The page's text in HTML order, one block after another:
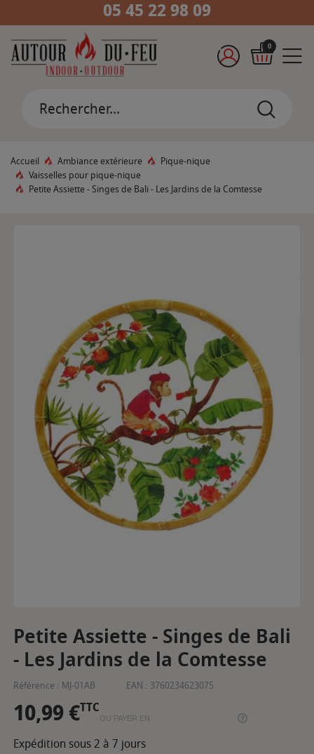
05 45 22 98 09
0
Accueil Ambiance extérieure
Pique-nique
Vaisselles pour pique-nique
Petite Assiette - Singes de Bali - Les Jardins de la Comtesse
Petite Assiette - Singes de Bali
- Les Jardins de la Comtesse
Référence : MJ-01AB EAN : 3760234623075
10,99 €TTC
OU PAYER EN
Expédition sous 2 à 7 jours